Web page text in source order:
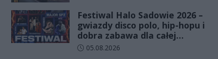
Festiwal Halo Sadowie 2026 –
gwiazdy disco polo, hip-hopu i
dobra zabawa dla całej
rodziny!
Data dodania artykułu:
05.08.2026